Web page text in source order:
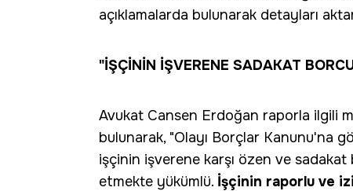
açıklamalarda bulunarak detayları
"İŞÇİNİN İŞVERENE SADAKAT
Avukat Cansen Erdoğan raporla ilgili
bulunarak, "Olayı Borçlar Kanunu'na
işçinin işverene karşı özen ve
etmekte yükümlü. İşçinin raporlu ve